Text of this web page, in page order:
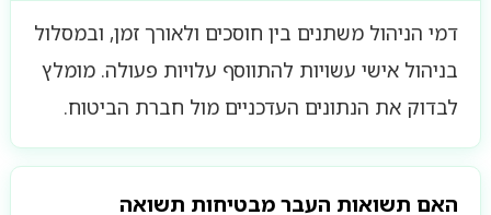
דמי הניהול משתנים בין חוסכים ולאורך זמן, ובמסלול
בניהול אישי עשויות להתווסף עלויות פעולה. מומלץ
לבדוק את הנתונים העדכניים מול חברת הביטוח.
האם תשואות העבר מבטיחות תשואה